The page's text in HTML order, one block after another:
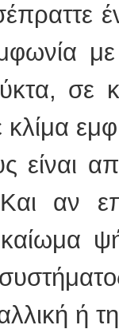
με
σε
Και αν
ή